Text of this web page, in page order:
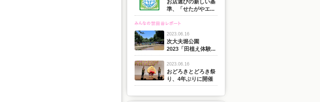
お店選びの新しい基
準、「せたがやエ...
2023.06.16
次大夫堀公園
2023「田植え体験...
2023.06.16
おどろきとどろき祭
り、4年ぶりに開催